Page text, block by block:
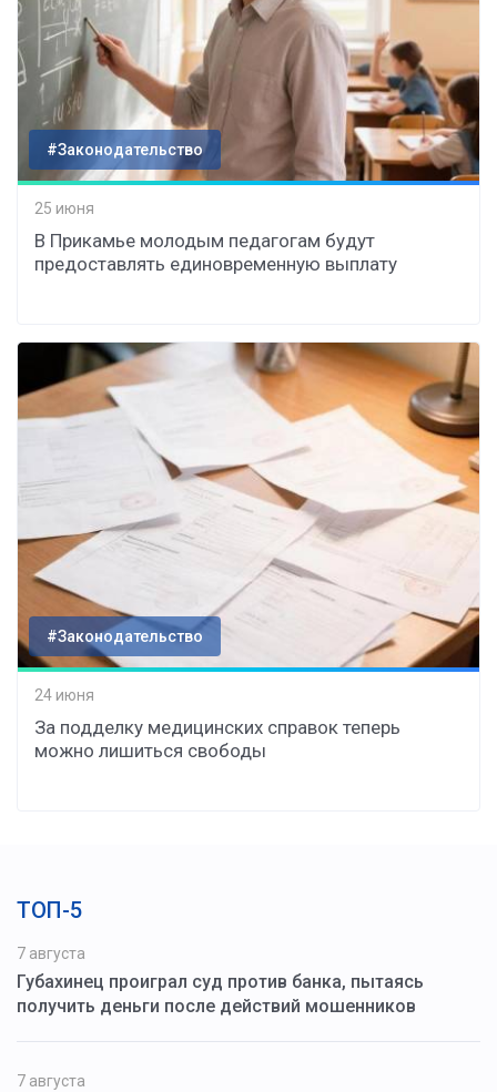
#Законодательство
25 июня
В Прикамье молодым педагогам будут
предоставлять единовременную выплату
#Законодательство
24 июня
За подделку медицинских справок теперь
можно лишиться свободы
ТОП-5
7 августа
Губахинец проиграл суд против банка, пытаясь
получить деньги после действий мошенников
7 августа